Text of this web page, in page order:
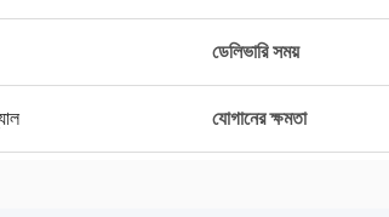
ডেলিভারি সময়
যোগানের ক্ষমতা